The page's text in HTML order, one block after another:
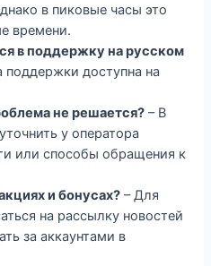
в пиковые часы это
времени.
в поддержку на русском
поддержки доступна на
не решается? – В
у оператора
или способы обращения к
и бонусах? – Для
на рассылку новостей
за аккаунтами в